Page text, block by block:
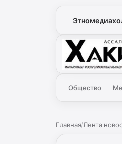
Хакикат
Общество
Главная/Лента